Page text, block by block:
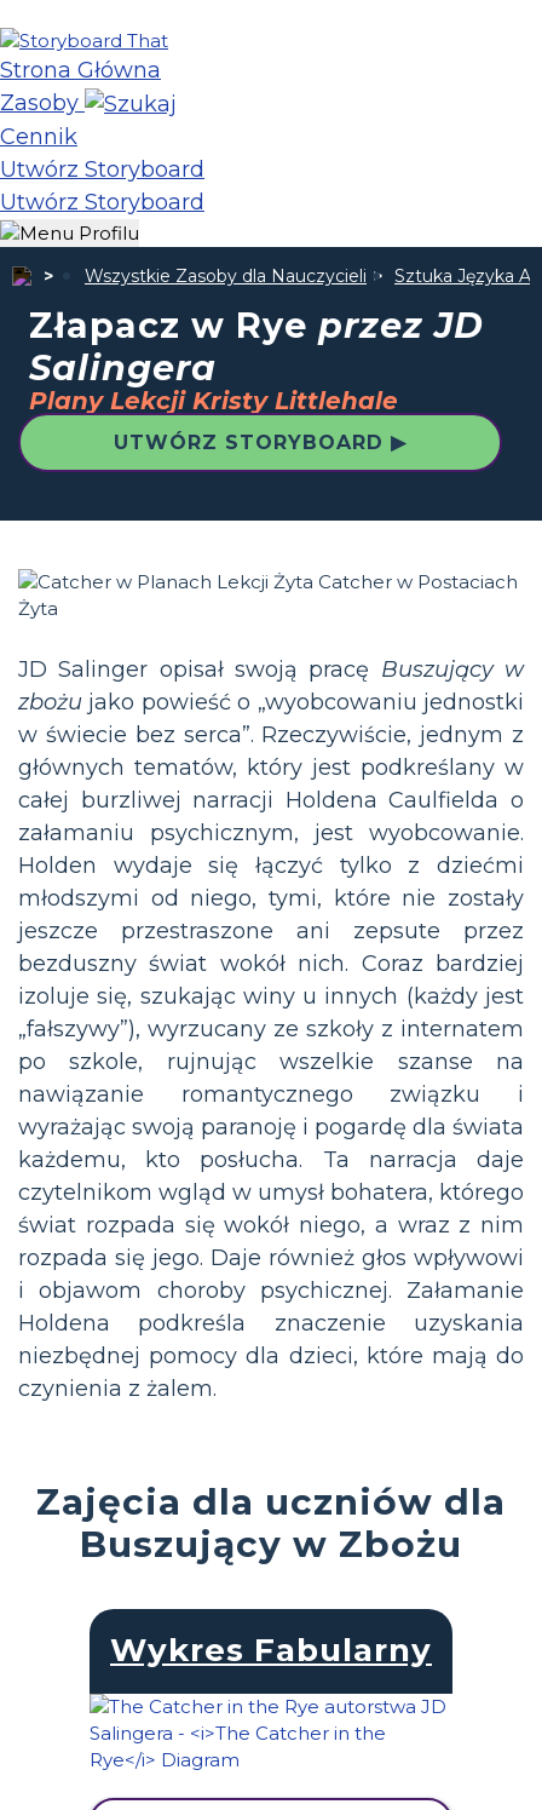
Strona Główna
Zasoby
Cennik
Utwórz Storyboard
Utwórz Storyboard
Wszystkie Zasoby dla Nauczycieli Sztuka Języka
Złapacz w Rye przez JD
Salingera
Plany Lekcji Kristy Littlehale
UTWÓRZ STORYBOARD ▶
JD Salinger opisał swoją pracę Buszujący w
zbożu jako powieść o „wyobcowaniu jednostki
w świecie bez serca”. Rzeczywiście, jednym z
głównych tematów, który jest podkreślany w
całej burzliwej narracji Holdena Caulfielda o
załamaniu psychicznym, jest wyobcowanie.
Holden wydaje się łączyć tylko z dziećmi
młodszymi od niego, tymi, które nie zostały
jeszcze przestraszone ani zepsute przez
bezduszny świat wokół nich. Coraz bardziej
izoluje się, szukając winy u innych (każdy jest
„fałszywy”), wyrzucany ze szkoły z internatem
po szkole, rujnując wszelkie szanse na
nawiązanie romantycznego związku i
wyrażając swoją paranoję i pogardę dla świata
każdemu, kto posłucha. Ta narracja daje
czytelnikom wgląd w umysł bohatera, którego
świat rozpada się wokół niego, a wraz z nim
rozpada się jego. Daje również głos wpływowi
i objawom choroby psychicznej. Załamanie
Holdena podkreśla znaczenie uzyskania
niezbędnej pomocy dla dzieci, które mają do
czynienia z żalem.
Zajęcia dla uczniów dla
Buszujący w Zbożu
Wykres Fabularny